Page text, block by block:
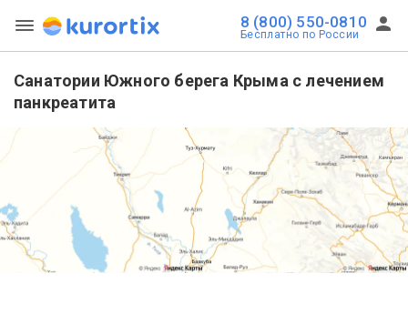
8 (800) 550-0810
Бесплатно по России
Санатории Южного берега Крыма с лечением
панкреатита